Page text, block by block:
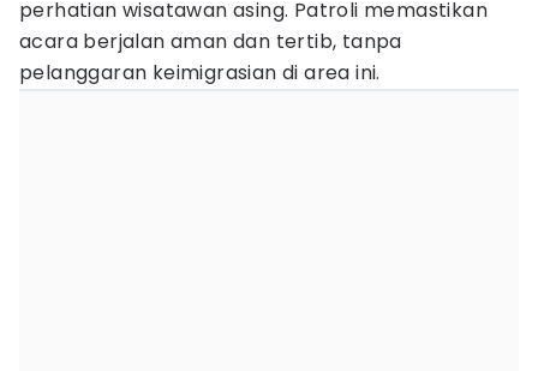
perhatian wisatawan asing. Patroli memastikan
acara berjalan aman dan tertib, tanpa
pelanggaran keimigrasian di area ini.